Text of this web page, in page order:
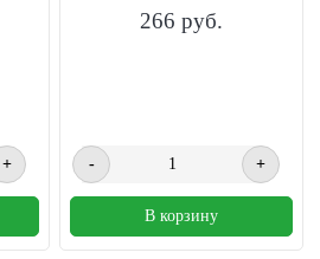
+
266 руб.
- +
В корзину